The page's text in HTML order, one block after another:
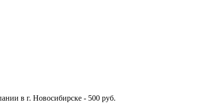
в г. Новосибирске - 500 руб.